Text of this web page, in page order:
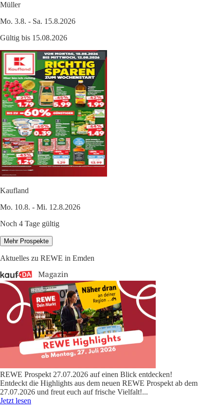
Müller
Mo. 3.8. - Sa. 15.8.2026
Gültig bis 15.08.2026
Kaufland
Mo. 10.8. - Mi. 12.8.2026
Noch 4 Tage gültig
Mehr Prospekte
Aktuelles zu REWE in Emden
REWE Prospekt 27.07.2026 auf einen Blick entdecken!
Entdeckt die Highlights aus dem neuen REWE Prospekt ab dem
27.07.2026 und freut euch auf frische Vielfalt!...
Jetzt lesen